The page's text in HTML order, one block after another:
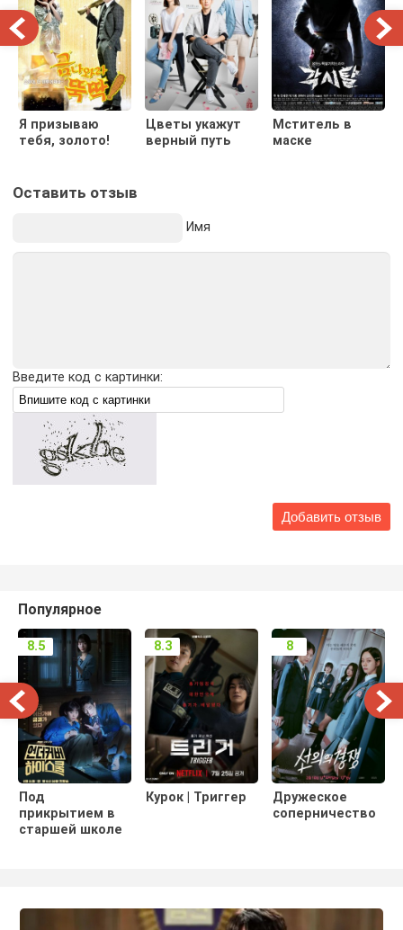
Я призываю
тебя, золото!
Цветы укажут
верный путь
Мститель в
маске
Оставить отзыв
Имя
Введите код с картинки:
Популярное
Под
прикрытием в
старшей школе
8.5
Курок | Триггер
8.3
Дружеское
соперничество
8